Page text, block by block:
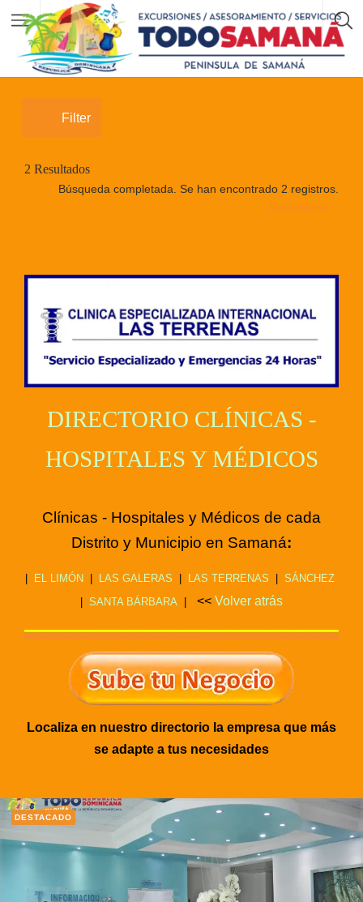
Filter
2 Resultados
Búsqueda completada. Se han encontrado 2 registros.
Restablecer
DIRECTORIO CLÍNICAS -
HOSPITALES Y MÉDICOS
Clínicas - Hospitales y Médicos de cada
Distrito y Municipio en Samaná:
| EL LIMÓN | LAS GALERAS | LAS TERRENAS | SÁNCHEZ
| SANTA BÁRBARA | << Volver atrás
Localiza en nuestro directorio la empresa que más
se adapte a tus necesidades
DESTACADO